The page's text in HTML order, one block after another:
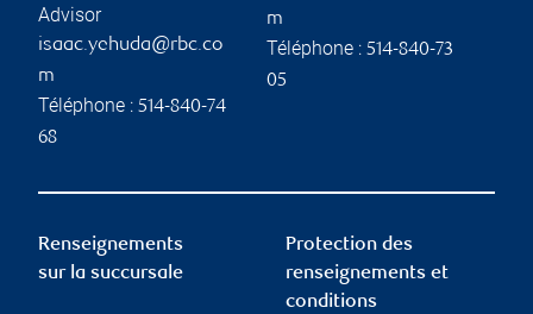
Advisor
isaac.yehuda@rbc.co
m
Téléphone : 514-840-74
68
m
Téléphone : 514-840-73
05
Renseignements
sur la succursale
Protection des
renseignements et
conditions